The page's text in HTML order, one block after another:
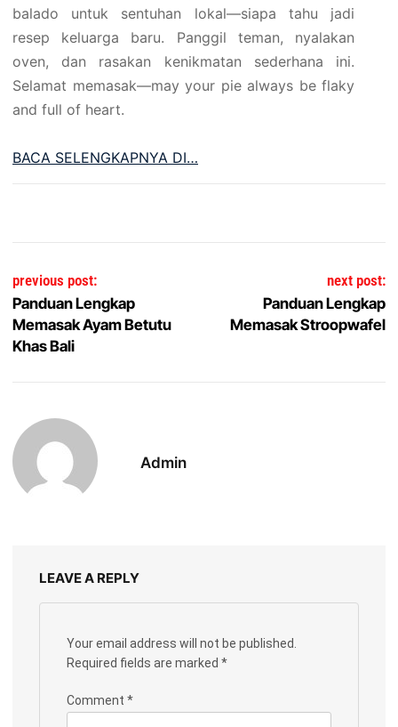
balado untuk sentuhan lokal—siapa tahu jadi
resep keluarga baru. Panggil teman, nyalakan
oven, dan rasakan kenikmatan sederhana ini.
Selamat memasak—may your pie always be flaky
and full of heart.
BACA SELENGKAPNYA DI…
Post navigation
previous post:
Panduan Lengkap
Memasak Ayam Betutu
Khas Bali
next post:
Panduan Lengkap
Memasak Stroopwafel
Admin
LEAVE A REPLY
Your email address will not be published.
Required fields are marked *
Comment *